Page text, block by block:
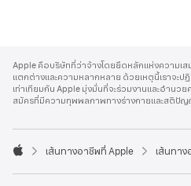
p
p
l
e
o
t
r
Apple คือบริษัทที่ว่าจ้างโดยยึดหลักแห่งความเ
แตกต่างและความหลากหลาย ด้วยเหตุนี้เราจะ
เท่าเทียมกัน Apple มุ่งมั่นที่จะร่วมงานและอำนว
สมัครที่มีความทุพพลภาพทางร่างกายและสติปั

p
เส้นทางอาชีพที่ Apple เส้นทา